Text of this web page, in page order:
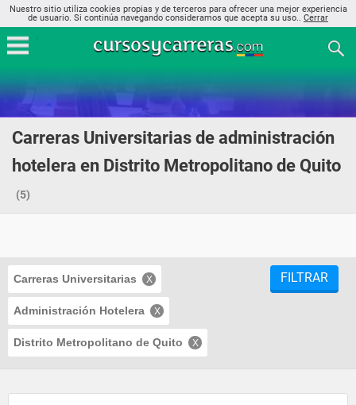
Nuestro sitio utiliza cookies propias y de terceros para ofrecer una mejor experiencia
de usuario. Si continúa navegando consideramos que acepta su uso.. Cerrar
Carreras Universitarias de administración
hotelera en Distrito Metropolitano de Quito
(5)
Carreras Universitarias
Administración Hotelera
Distrito Metropolitano de Quito
FILTRAR